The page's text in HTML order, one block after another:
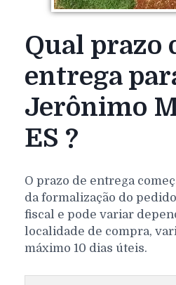
Qual prazo
entrega
Jerônimo
ES ?
O prazo de entrega
da formalização do
fiscal e pode variar
localidade de compra,
máximo 10 dias úteis.